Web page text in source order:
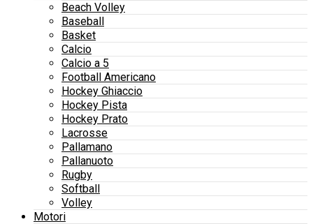
Beach Volley
Baseball
Basket
Calcio
Calcio a 5
Football Americano
Hockey Ghiaccio
Hockey Pista
Hockey Prato
Lacrosse
Pallamano
Pallanuoto
Rugby
Softball
Volley
Motori